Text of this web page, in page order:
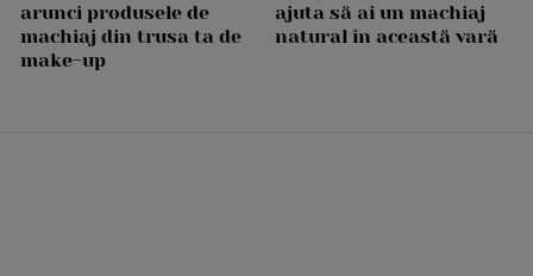
arunci produsele de
machiaj din trusa ta de
make-up
ajuta să ai un machiaj
natural în această vară